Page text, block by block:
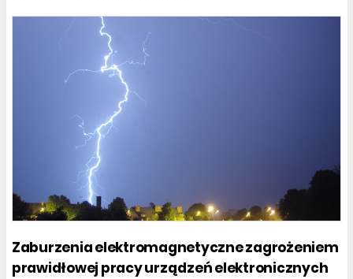
Zaburzenia elektromagnetyczne zagrożeniem
prawidłowej pracy urządzeń elektronicznych